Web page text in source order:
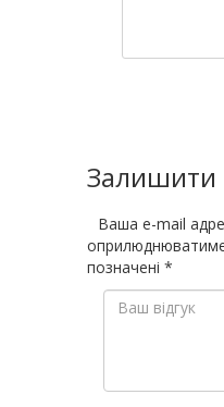
Залишити
Ваша e-mail
позначені *